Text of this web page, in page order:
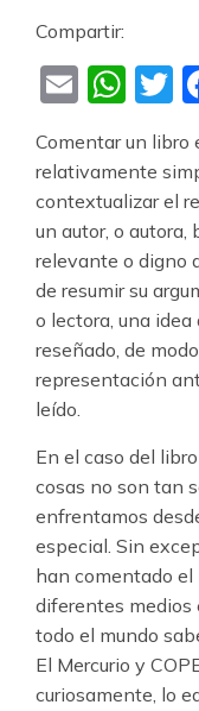
Compartir:
Email
Comentar un libro
relativamente
contextualizar el
un autor, o autora,
relevante o digno
de resumir su
o lectora, una
reseñado, de
representación
leído.
En el caso del
cosas no son tan
enfrentamos
especial. Sin
han comentado el
diferentes medios
todo el mundo
El Mercurio y
curiosamente, lo